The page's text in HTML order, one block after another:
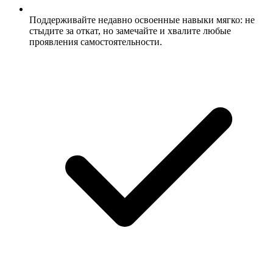
Поддерживайте недавно освоенные навыки мягко: не
стыдите за откат, но замечайте и хвалите любые
проявления самостоятельности.